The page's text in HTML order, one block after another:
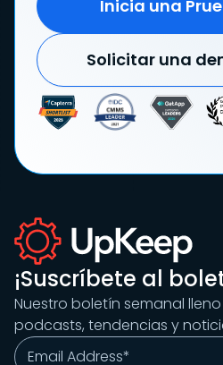
Inicia una
Solicitar una
¡Suscríbete al
Nuestro boletín semanal
podcasts, tendencias y